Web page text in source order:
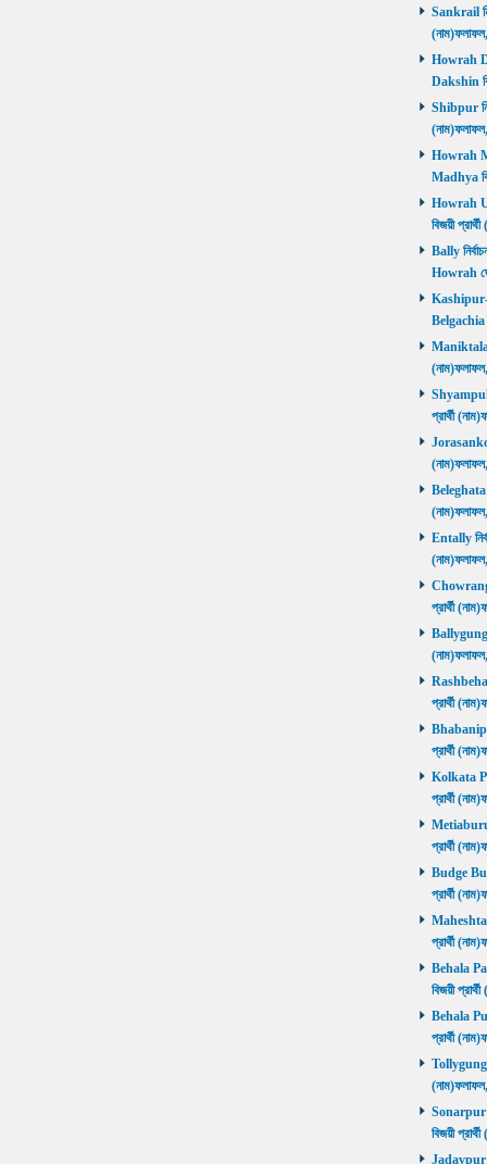
Sankrail
Howrah
Dakshin
Shibpur
Howrah
Madhya
Howrah
বিজয়ী
Bally
Howrah
Kashipur-
Belgachia
Maniktala
প্রার্থী
Jorasanko
Beleghata
Entally
প্রার্থী
Ballygunge
প্রার্থী
প্রার্থী
Kolkata
প্রার্থী
Metiaburuz
প্রার্থী
Budge
প্রার্থী
প্রার্থী
Behala
বিজয়ী
Behala
প্রার্থী
Tollygunge
Sonarpur
বিজয়ী
Jadavpur